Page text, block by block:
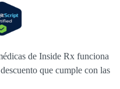
de Inside Rx funciona
que cumple con las